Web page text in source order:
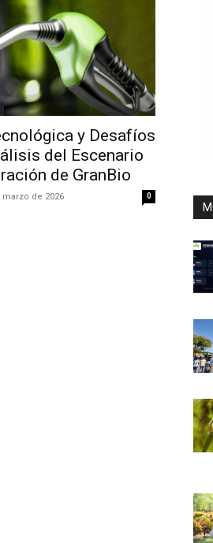
y Desafíos
del Escenario
de GranBio
marzo de 2026 0